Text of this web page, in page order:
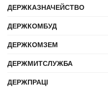
ДЕРЖКАЗНАЧЕЙСТВО
ДЕРЖКОМБУД
ДЕРЖКОМЗЕМ
ДЕРЖМИТСЛУЖБА
ДЕРЖПРАЦІ